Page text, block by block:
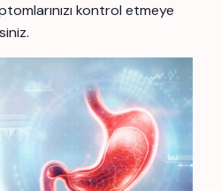
kontrol etmeye